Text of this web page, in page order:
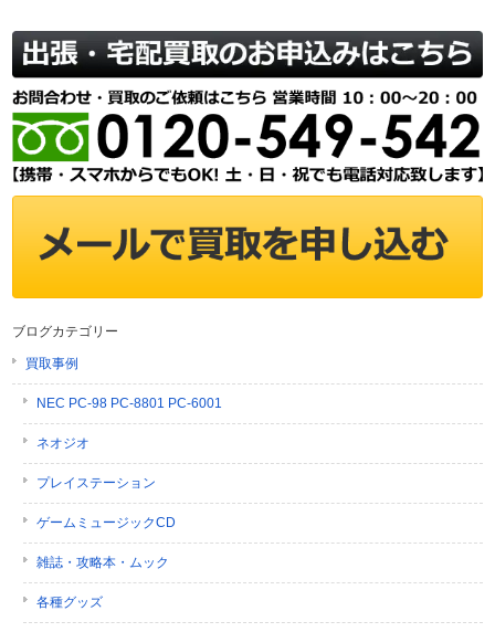
ブログカテゴリー
買取事例
NEC PC-98 PC-8801 PC-6001
ネオジオ
プレイステーション
ゲームミュージックCD
雑誌・攻略本・ムック
各種グッズ